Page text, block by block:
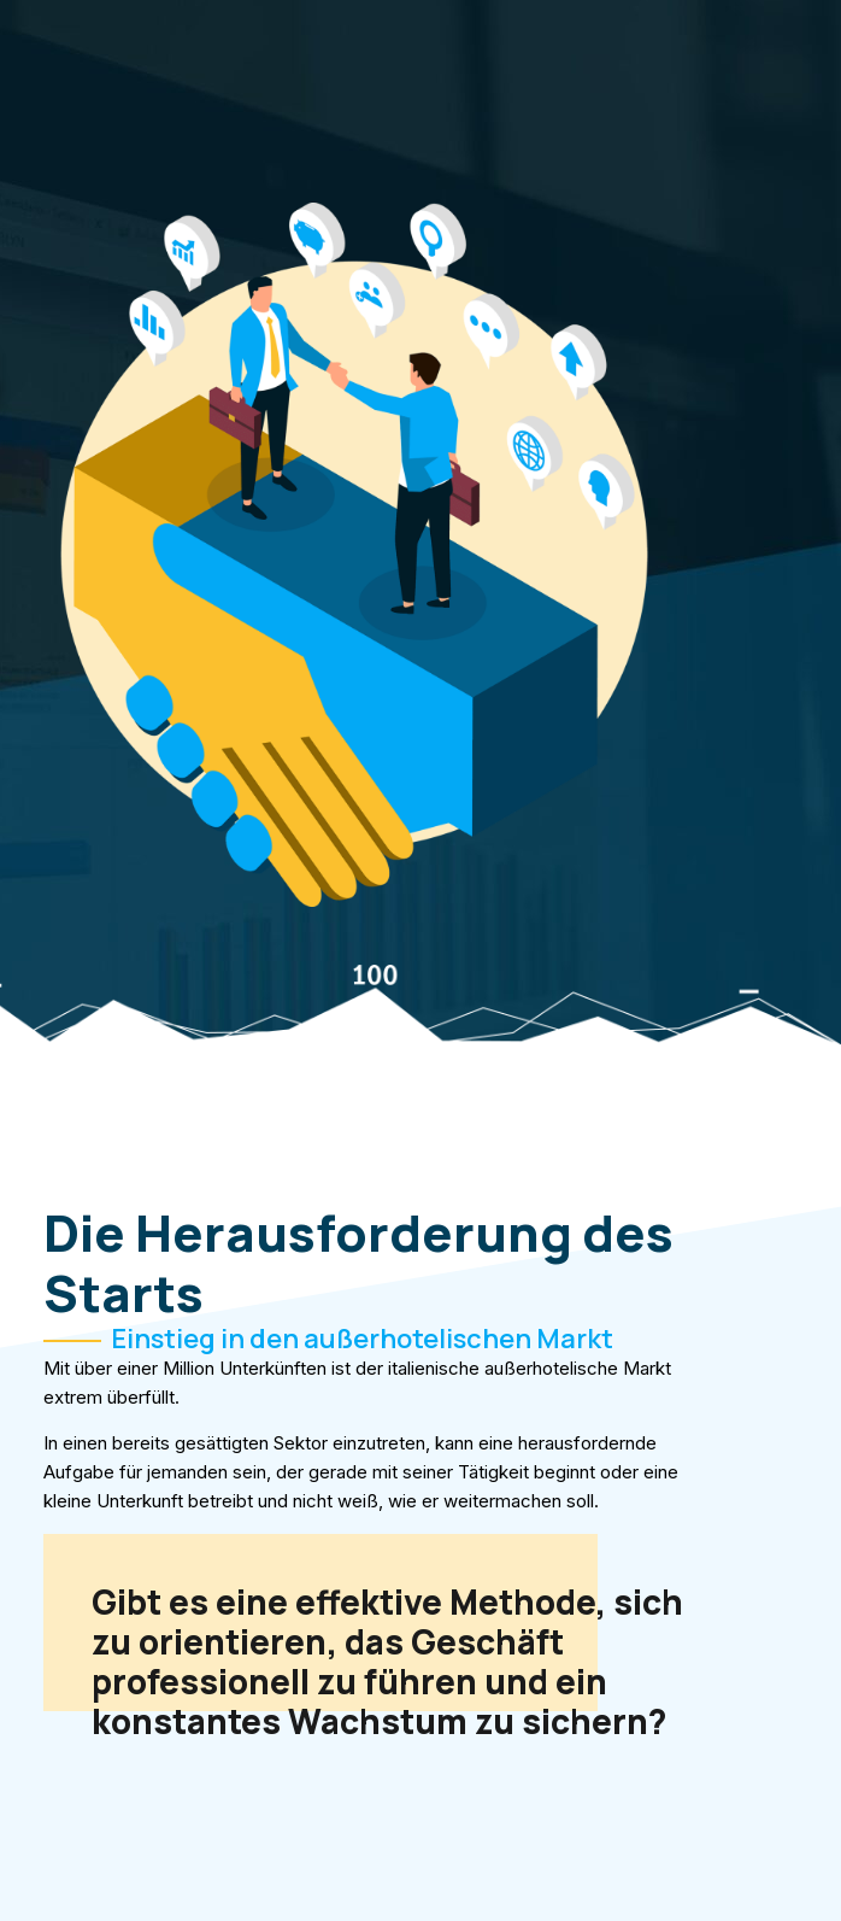
Die Herausforderung des
Starts
Einstieg in den außerhotelischen Markt
Mit über einer Million Unterkünften ist der italienische außerhotelische Markt
extrem überfüllt.
In einen bereits gesättigten Sektor einzutreten, kann eine herausfordernde
Aufgabe für jemanden sein, der gerade mit seiner Tätigkeit beginnt oder eine
kleine Unterkunft betreibt und nicht weiß, wie er weitermachen soll.
Gibt es eine effektive Methode, sich
zu orientieren, das Geschäft
professionell zu führen und ein
konstantes Wachstum zu sichern?